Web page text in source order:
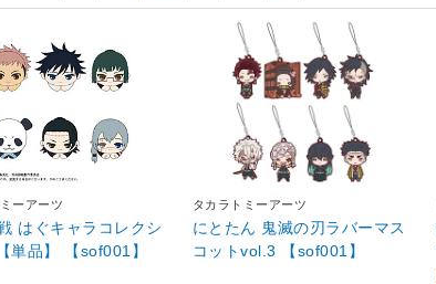
ーアーツ
はぐキャラコレクシ
単品】 【sof001】
タカラトミーアーツ
にとたん 鬼滅の刃ラバーマス
コットvol.3 【sof001】